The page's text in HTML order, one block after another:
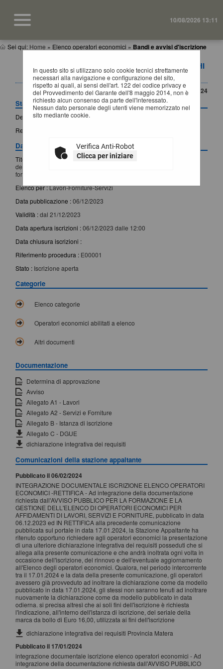
10/08/2026 13:11
Sei qui: Home » Elenco operatori economici » Bandi e avvisi d'iscrizione
In questo sito si utilizzano solo cookie tecnici strettamente
necessari alla navigazione e configurazione del sito,
rispetto ai quali, ai sensi dell'art. 122 del codice privacy e
del Provvedimento del Garante dell'8 maggio 2014, non è
richiesto alcun consenso da parte dell'interessato.
Nessun dato personale degli utenti viene memorizzato nel
sito mediante cookie.
Verifica Anti-Robot
Clicca per iniziare
DETTAGLIO BANDO D'ISCRIZIONE PER ELENCHI
OPERATORI
CONTENUTO AGGIORNATO AL 20/03/2024
Stazione appaltante
Denominazione :SUA Provincia di Matera
Responsabile elenco :
Dati generali
Titolo bando/avviso :
Avviso pubblico per la formazione e la gestione
dell'elenco di operatori economici per affidamenti di lavori, servizi e
forniture
Elenco per :Lavori-Forniture-Servizi
Data pubblicazione :06/12/2023
Validità :dal 21/12/2023
Data apertura iscrizioni :06/12/2023 dalle 12:00
Data chiusura iscrizioni :
Riferimento procedura : E00001
Stato : Iscrizione aperta
Categorie
Elenco categorie
Operatori economici abilitati a elenco
Altri documenti
Documentazione
Determina di approvazione
Avviso
Allegato A1 - Lavori
Allegato A2 - Servizi e Forniture
Allegato B - Istanza di iscrizione
Allegato C - DGUE
dichiarazione integrativa dei requisiti
Comunicazioni della stazione appaltante
Pubblicato il 06/02/2024
INTEGRAZIONE DOCUMENTALE ISCRIZIONE ELENCO OPERATORI
ECONOMICI -RETTIFICA - Ad integrazione della documentazione
richiesta dall'AVVISO PUBBLICO PER LA FORMAZIONE E LA
GESTIONE DELL'ELENCO DI OPERATORI ECONOMICI PER
AFFIDAMENTI DI LAVORI, SERVIZI E FORNITURE, pubblicato in data
06.12.2023 ed IN RETTIFICA alla precedente comunicazione
pubblicata sul portale in data 17.01.2024, la Stazione Appaltante ha
ritenuto opportuno richiedere agli operatori economici la presentazione
di una ulteriore dichiarazione integrativa dei requisiti posseduti che si
allega alla presente comunicazione e che andrà inoltrata ogni volta in
occasione dell'iscrizione, del rinnovo e dell'eventuale aggiornamento
all'Elenco degli operatori economici. Qualora, nel periodo intercorrente
tra il 17.01.2024 e la data della presente comunicazione, gli operatori
avessero già provveduto ad inoltrare la dichiarazione come da modello
pubblicato in data 17.01.2024, gli stessi non saranno tenuti ad inoltrare
nuovamente la dichiarazione come da modello pubblicato in data
odierna. si precisa altresì che ai soli fini dell'iscrizione è richiesta
l'indicazione, all'interno dell'istanza di iscrizione, del seriale della
marca da bollo di Euro 16,00, utilizzata ai fini dell'iscrizione
dichiarazione integrativa dei requisiti Provincia Matera
Pubblicato il 17/01/2024
integrazione documentale iscrizione elenco operatori economici - Ad
integrazione della documentazione richiesta dall'AVVISO PUBBLICO